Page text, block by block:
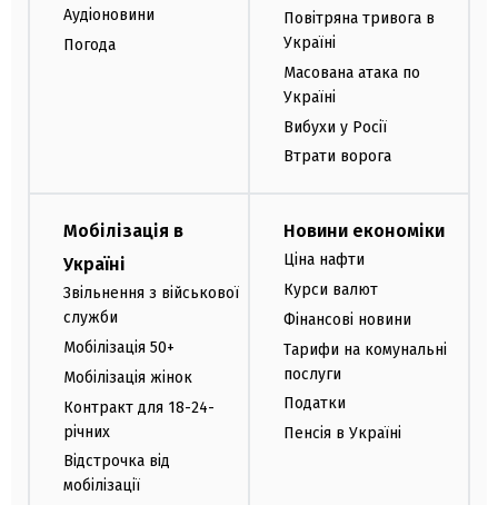
Аудіоновини
Погода
Повітряна тривога в
Україні
Масована атака по
Україні
Вибухи у Росії
Втрати ворога
Мобілізація в
Україні
Звільнення з військової
служби
Мобілізація 50+
Мобілізація жінок
Контракт для 18-24-
річних
Відстрочка від
мобілізації
Новини економіки
Ціна нафти
Курси валют
Фінансові новини
Тарифи на комунальні
послуги
Податки
Пенсія в Україні